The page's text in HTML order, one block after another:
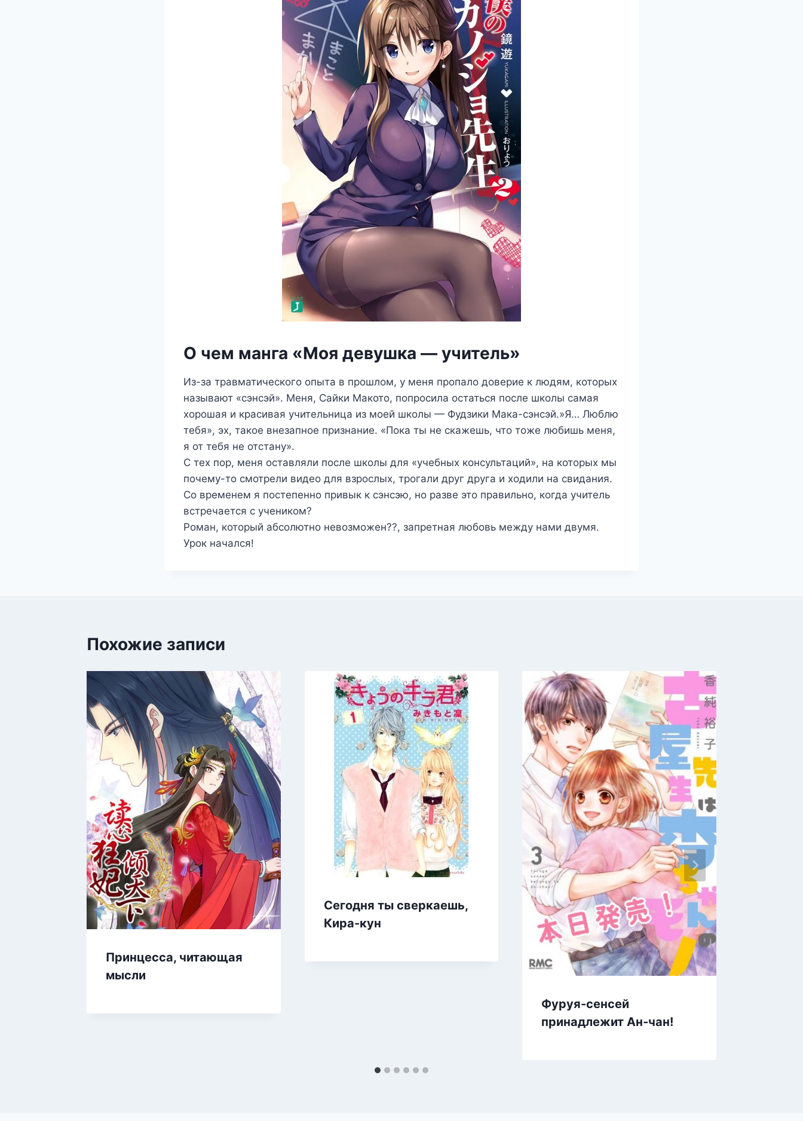
О чем манга «Моя девушка — учитель»
Из-за травматического опыта в прошлом, у меня пропало доверие к людям, которых
называют «сэнсэй». Меня, Сайки Макото, попросила остаться после школы самая
хорошая и красивая учительница из моей школы — Фудзики Мака-сэнсэй.»Я… Люблю
тебя», эх, такое внезапное признание. «Пока ты не скажешь, что тоже любишь меня,
я от тебя не отстану».
С тех пор, меня оставляли после школы для «учебных консультаций», на которых мы
почему-то смотрели видео для взрослых, трогали друг друга и ходили на свидания.
Со временем я постепенно привык к сэнсэю, но разве это правильно, когда учитель
встречается с учеником?
Роман, который абсолютно невозможен??, запретная любовь между нами двумя.
Урок начался!
Похожие записи
Принцесса, читающая
мысли
Сегодня ты сверкаешь,
Кира-кун
Фуруя-сенсей
принадлежит Ан-чан!